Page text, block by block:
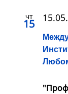
чт
15